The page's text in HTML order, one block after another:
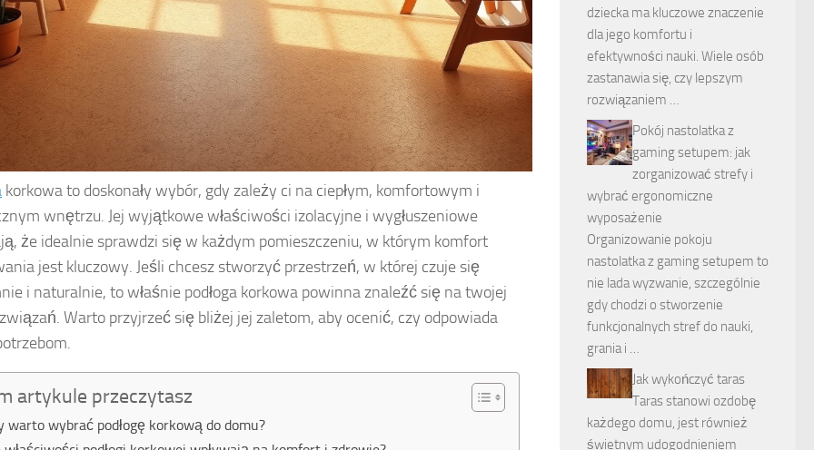
korkowa to doskonały wybór, gdy zależy ci na ciepłym, komfortowym i
wnętrzu. Jej wyjątkowe właściwości izolacyjne i wygłuszeniowe
że idealnie sprawdzi się w każdym pomieszczeniu, w którym komfort
jest kluczowy. Jeśli chcesz stworzyć przestrzeń, w której czuje się
i naturalnie, to właśnie podłoga korkowa powinna znaleźć się na twojej
Warto przyjrzeć się bliżej jej zaletom, aby ocenić, czy odpowiada
artykule przeczytasz
warto wybrać podłogę korkową do domu?
dziecka ma kluczowe znaczenie
dla jego komfortu i
efektywności nauki. Wiele osób
zastanawia się, czy lepszym
rozwiązaniem …
Pokój nastolatka z
gaming setupem: jak
zorganizować strefy i
wybrać ergonomiczne
wyposażenie
Organizowanie pokoju
nastolatka z gaming setupem to
nie lada wyzwanie, szczególnie
gdy chodzi o stworzenie
funkcjonalnych stref do nauki,
grania i …
Jak wykończyć taras
Taras stanowi ozdobę
każdego domu, jest również
świetnym udogodnieniem